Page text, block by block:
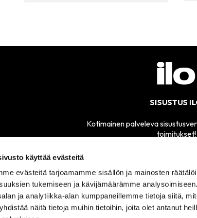
käyttää evästeitä
evästeitä tarjoamamme sisällön ja mainosten
tukemiseen ja kävijämäärämme
ja analytiikka-alan kumppaneillemme tietoja siitä,
näitä tietoja muihin tietoihin, joita olet antanut
SISUSTUS
Kotimainen palveleva
toimitukset!
ASIAKASPALVELU
050 555
0330
MYYMÄLÄMME
AVOINNA
TI-PE 11-17